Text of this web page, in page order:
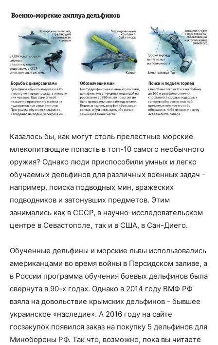
Казалось бы, как могут столь прелестные морские
млекопитающие попасть в топ-10 самого необычного
оружия? Однако люди приспособили умных и легко
обучаемых дельфинов для различных военных задач -
например, поиска подводных мин, вражеских
подводников и затонувших предметов. Этим
занимались как в СССР, в научно-исследовательском
центре в Севастополе, так и в США, в Сан-Диего.
Обученные дельфины и морские львы использовались
американцами во время войны в Персидском заливе, а
в России программа обучения боевых дельфинов была
свернута в 90-х годах. Однако в 2014 году ВМФ РФ
взяла на довольствие крымских дельфинов - бывшее
украинское «наследие». А 2016 году на сайте
госзакупок появился заказ на покупку 5 дельфинов для
Минобороны РФ. Так что, возможно, пока вы читаете